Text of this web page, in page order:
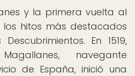
y la primera vuelta al
hitos más destacados
En 1519,
navegante
de España, inició una